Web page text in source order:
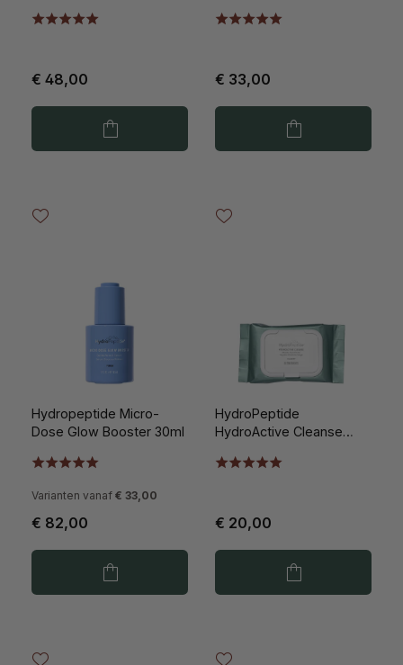
€ 48,00 € 33,00
Hydropeptide Micro-
Dose Glow Booster 30ml
Varianten vanaf € 33,00
€ 82,00
HydroPeptide
HydroActive Cleanse
€ 20,00